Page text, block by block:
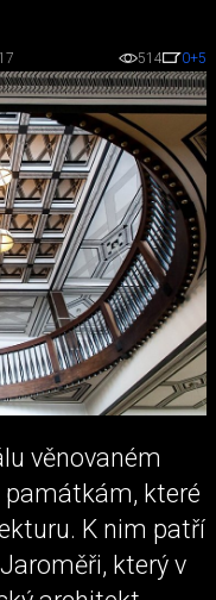
514 0+5
věnovaném
které
K nim patří
který v